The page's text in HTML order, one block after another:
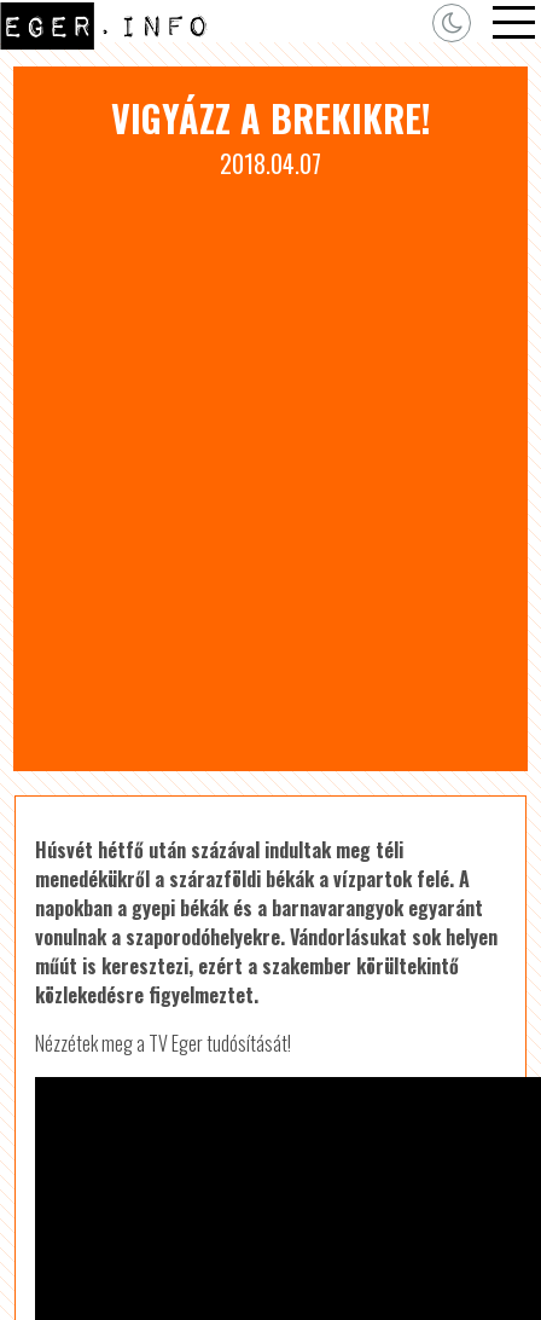
VIGYÁZZ A BREKIKRE!
2018.04.07
Húsvét hétfő után százával indultak meg téli
menedékükről a szárazföldi békák a vízpartok felé. A
napokban a gyepi békák és a barnavarangyok egyaránt
vonulnak a szaporodóhelyekre. Vándorlásukat sok helyen
műút is keresztezi, ezért a szakember körültekintő
közlekedésre figyelmeztet.
Nézzétek meg a TV Eger tudósítását!